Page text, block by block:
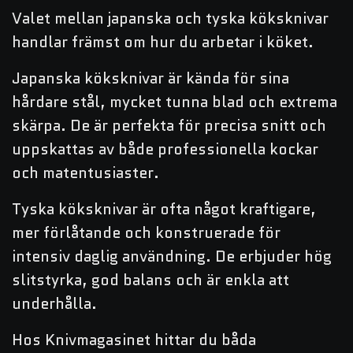
Valet mellan japanska och tyska köksknivar
handlar främst om hur du arbetar i köket.
Japanska köksknivar är kända för sina
hårdare stål, mycket tunna blad och extrema
skärpa. De är perfekta för precisa snitt och
uppskattas av både professionella kockar
och matentusiaster.
Tyska köksknivar är ofta något kraftigare,
mer förlåtande och konstruerade för
intensiv daglig användning. De erbjuder hög
slitstyrka, god balans och är enkla att
underhålla.
Hos Knivmagasinet hittar du båda